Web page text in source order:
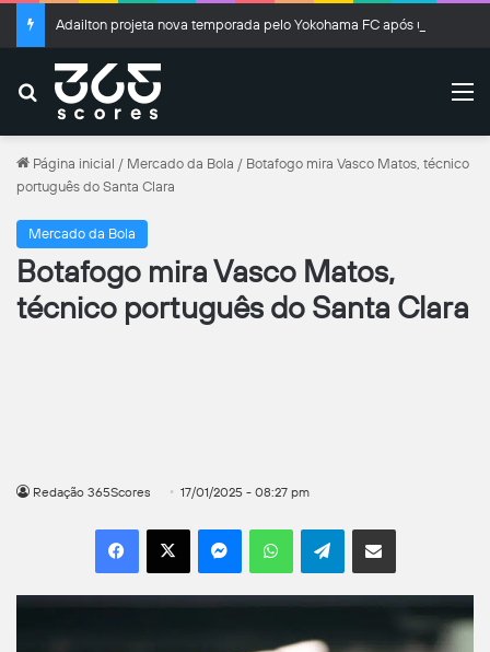
Buscar
Página inicial / Mercado da Bola / Botafogo mira Vasco Matos, técnico
português do Santa Clara
Mercado da Bola
Botafogo mira Vasco Matos,
técnico português do Santa Clara
Redação 365Scores 17/01/2025 - 08:27 pm
Facebook
X MessengerWhatsAppTelegramCompartilhar por e-mail